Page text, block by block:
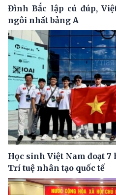
Đình Bắc lập cú đúp,
ngôi nhất bảng A
Học sinh Việt Nam đoạt
Trí tuệ nhân tạo quốc tế